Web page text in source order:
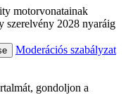
motorvonatainak
szerelvény 2028 nyaráig
Moderációs szabályzat
gondoljon a